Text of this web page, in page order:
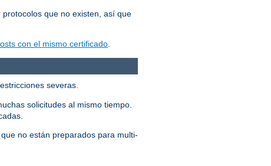
que no existen, así que
con el mismo certificado
severas.
solicitudes al mismo tiempo.
no están preparados para multi-